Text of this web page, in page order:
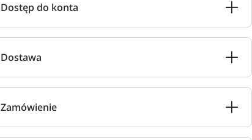
Dostęp do konta
Dostawa
Zamówienie